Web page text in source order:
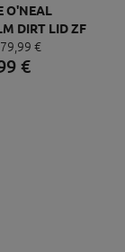
O'NEAL
DIRT LID ZF
79, 99 €
€